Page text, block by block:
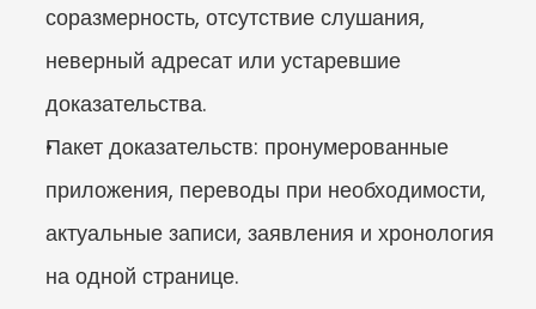
соразмерность, отсутствие слушания,
неверный адресат или устаревшие
доказательства.
Пакет доказательств: пронумерованные
приложения, переводы при необходимости,
актуальные записи, заявления и хронология
на одной странице.